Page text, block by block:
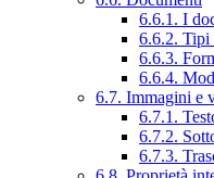
6.6.1. I
6.6.2. Tipi
6.6.3.
6.6.4.
6.7. Immagini e
6.7.1.
6.7.2.
6.7.3.